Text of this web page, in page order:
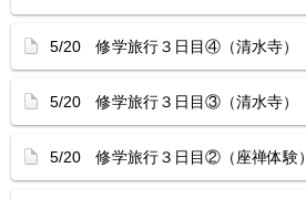
5/20 修学旅行３日目④（清水寺）
5/20 修学旅行３日目③（清水寺）
5/20 修学旅行３日目②（座禅体験）